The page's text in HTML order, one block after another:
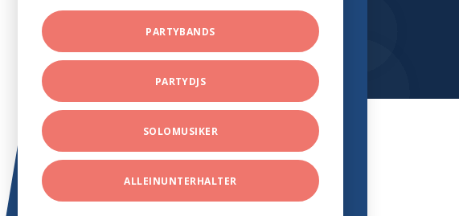
PARTYBANDS
PARTYDJS
SOLOMUSIKER
ALLEINUNTERHALTER